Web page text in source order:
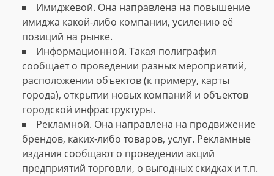
Имиджевой. Она направлена на повышение
имиджа какой-либо компании, усилению её
позиций на рынке.
Информационной. Такая полиграфия
сообщает о проведении разных мероприятий,
расположении объектов (к примеру, карты
города), открытии новых компаний и объектов
городской инфраструктуры.
Рекламной. Она направлена на продвижение
брендов, каких-либо товаров, услуг. Рекламные
издания сообщают о проведении акций
предприятий торговли, о выгодных скидках и т.п.